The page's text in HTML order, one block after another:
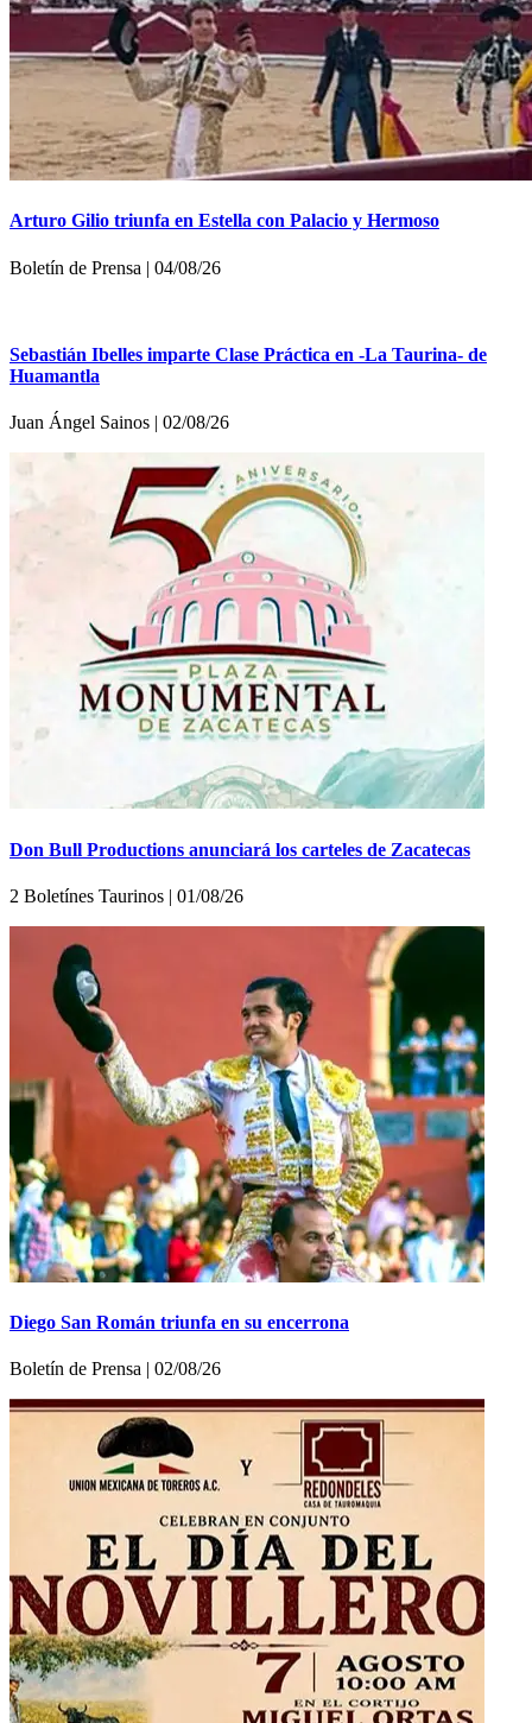
Arturo Gilio triunfa en Estella con Palacio y Hermoso
Boletí­n de Prensa | 04/08/26
Sebastián Ibelles imparte Clase Práctica en -La Taurina- de
Huamantla
Juan Ángel Sainos | 02/08/26
Don Bull Productions anunciará los carteles de Zacatecas
2 Boletínes Taurinos | 01/08/26
Diego San Román triunfa en su encerrona
Boletí­n de Prensa | 02/08/26